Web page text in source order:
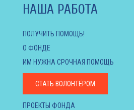
НАША РАБОТА
ПОЛУЧИТЬ ПОМОЩЬ!
О ФОНДЕ
ИМ НУЖНА СРОЧНАЯ ПОМОЩЬ
СТАТЬ ВОЛОНТЁРОМ
ПРОЕКТЫ ФОНДА